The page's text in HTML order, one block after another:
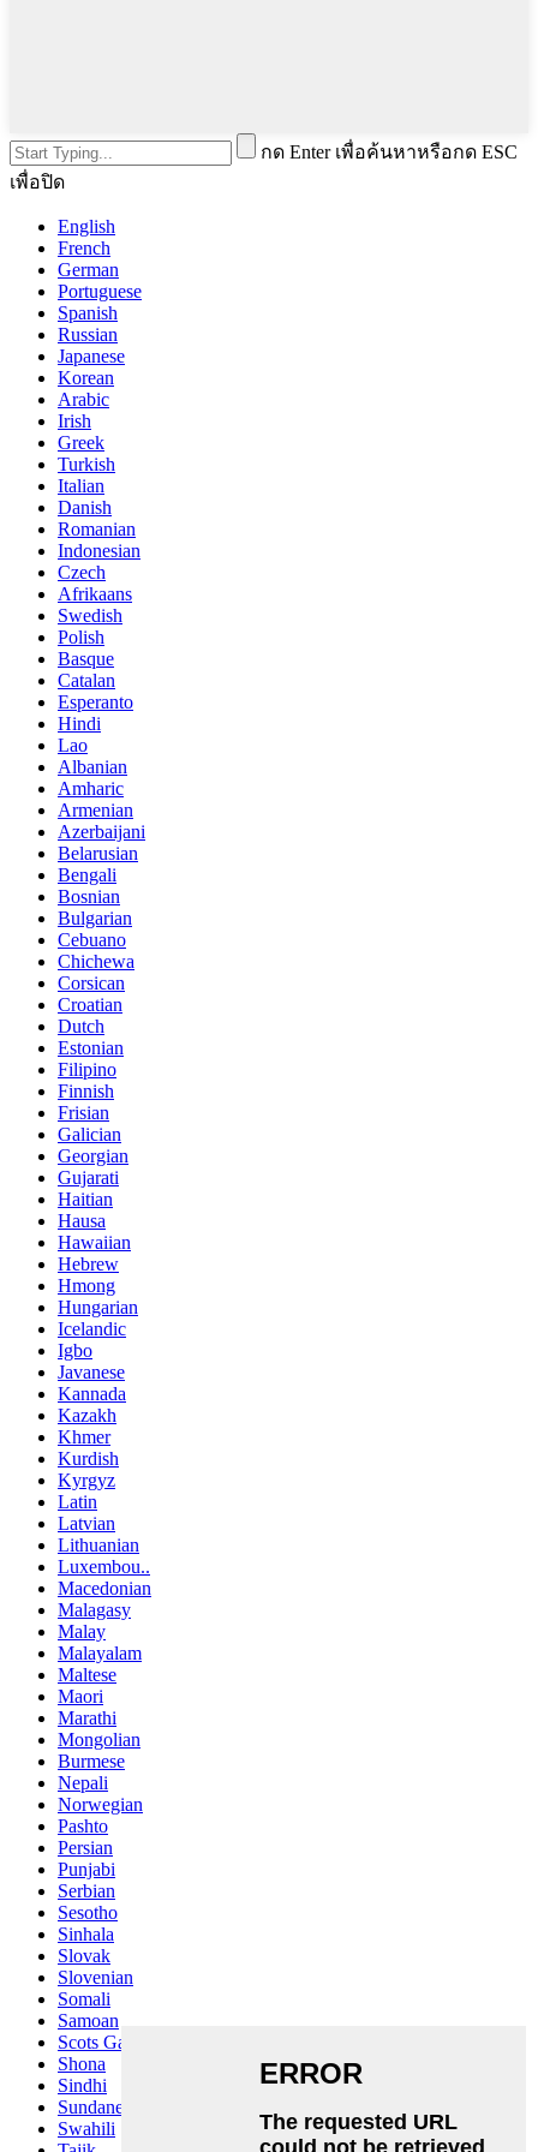
กด Enter เพื่อค้นหาหรือกด ESC
เพื่อปิด
English
French
German
Portuguese
Spanish
Russian
Japanese
Korean
Arabic
Irish
Greek
Turkish
Italian
Danish
Romanian
Indonesian
Czech
Afrikaans
Swedish
Polish
Basque
Catalan
Esperanto
Hindi
Lao
Albanian
Amharic
Armenian
Azerbaijani
Belarusian
Bengali
Bosnian
Bulgarian
Cebuano
Chichewa
Corsican
Croatian
Dutch
Estonian
Filipino
Finnish
Frisian
Galician
Georgian
Gujarati
Haitian
Hausa
Hawaiian
Hebrew
Hmong
Hungarian
Icelandic
Igbo
Javanese
Kannada
Kazakh
Khmer
Kurdish
Kyrgyz
Latin
Latvian
Lithuanian
Luxembou..
Macedonian
Malagasy
Malay
Malayalam
Maltese
Maori
Marathi
Mongolian
Burmese
Nepali
Norwegian
Pashto
Persian
Punjabi
Serbian
Sesotho
Sinhala
Slovak
Slovenian
Somali
Samoan
Scots Gaelic
Shona
Sindhi
Sundanese
Swahili